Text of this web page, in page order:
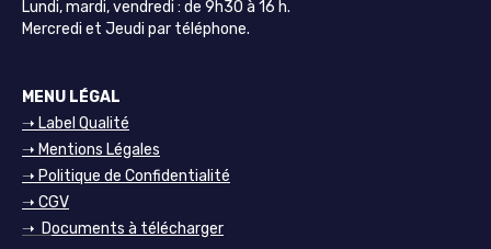
Lundi, mardi, vendredi : de 9h30 à 16 h.
Mercredi et Jeudi par téléphone.
MENU LÉGAL
➝ Label Qualité
➝ Mentions Légales
➝ Politique de Confidentialité
➝ CGV
➝ Documents à télécharger